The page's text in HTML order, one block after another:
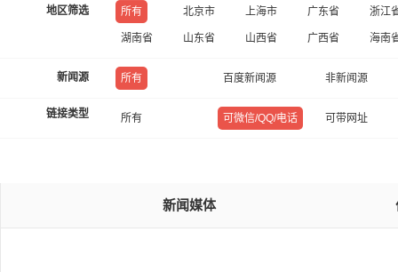
地区筛选 所有 北京市 上海市 广东省 浙江
湖南省 山东省 山西省 广西省 海南
新闻源 所有 百度新闻源 非新闻源
链接类型 所有 可微信/QQ/电话 可带网址
新闻媒体